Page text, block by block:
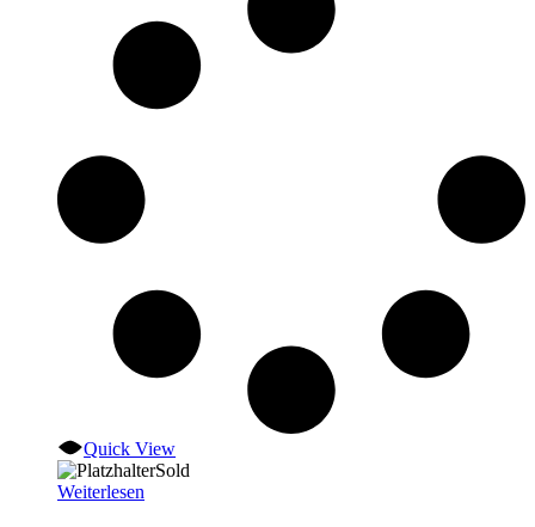
Quick View
Sold
Weiterlesen